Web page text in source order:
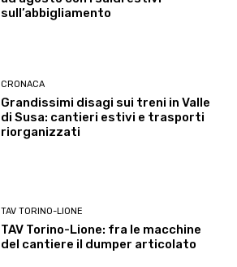
sull’abbigliamento
CRONACA
Grandissimi disagi sui treni in Valle
di Susa: cantieri estivi e trasporti
riorganizzati
TAV TORINO-LIONE
TAV Torino-Lione: fra le macchine
del cantiere il dumper articolato